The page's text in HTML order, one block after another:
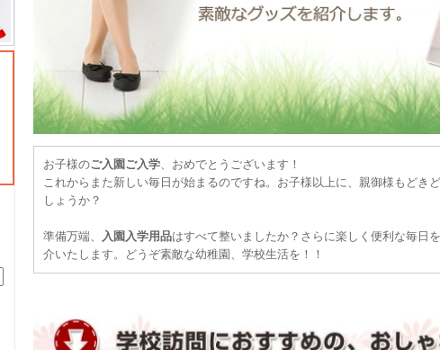
お子様のご入園ご入学、おめでとうございます！
これからまた新しい毎日が始まるのですね。お子様以上に、親御様もどき
しょうか？
準備万端、 入園入学用品はすべて整いましたか？さらに楽しく便利な毎日
介いたします。どうぞ素敵な幼稚園、学校生活を！！